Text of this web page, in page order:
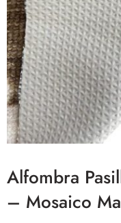
Alfombra
– Mosaico